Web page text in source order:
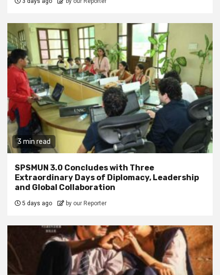
3 min read
SPSMUN 3.0 Concludes with Three
Extraordinary Days of Diplomacy, Leadership
and Global Collaboration
5 days ago by our Reporter